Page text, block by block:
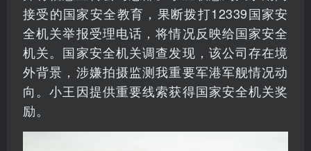
接受的国家安全教育，果断拨打12339国家安
全机关举报受理电话，将情况反映给国家安全
机关。国家安全机关调查发现，该公司存在境
外背景，涉嫌拍摄监测我重要军港军舰情况动
向。小王因提供重要线索获得国家安全机关奖
励。